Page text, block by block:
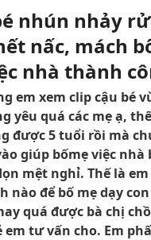
nhún nhảy
nấc, mách
nhà thành
em xem clip cậu bé
yêu quá các mẹ ạ,
được 5 tuổi rồi mà
giúp bốmẹ việc nhà
mệt nghỉ. Thế là
nào để bố mẹ dạy
quá được bà chị
em tư vấn cho. Em